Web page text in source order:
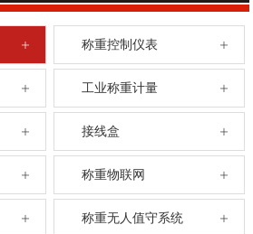
称重控制仪表
工业称重计量
接线盒
称重物联网
称重无人值守系统